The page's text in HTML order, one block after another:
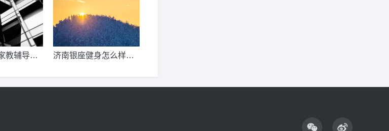
收费标准？
教辅导收
济南银座健身怎么样，
啊？济南哪里有练瑜